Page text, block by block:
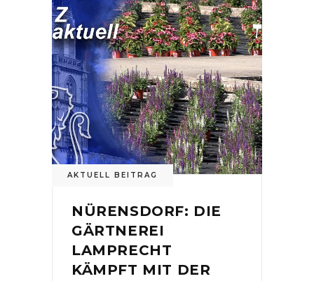
AKTUELL BEITRAG
NÜRENSDORF: DIE
GÄRTNEREI
LAMPRECHT
KÄMPFT MIT DER